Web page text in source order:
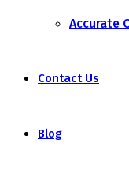
Accurate
Contact Us
Blog